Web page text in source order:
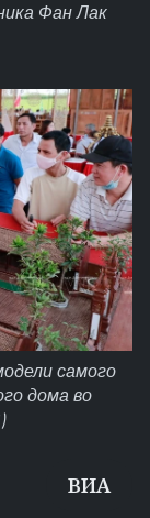
Фан Лак
самого
дома во
ВИА